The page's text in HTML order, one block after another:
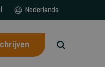
Nederlands